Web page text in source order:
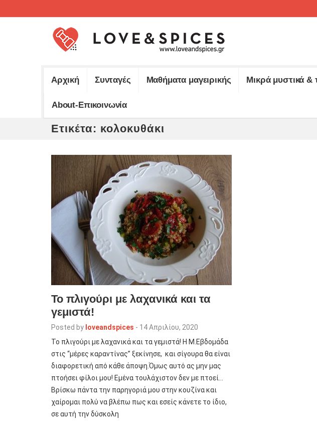
Αρχική Συνταγές Μαθήματα μαγειρικής Μικρά μυστικά &
About-Επικοινωνία
Ετικέτα: κολοκυθάκι
Το πλιγούρι με λαχανικά και τα
γεμιστά!
Posted by loveandspices - 14 Απριλίου, 2020
Το πλιγούρι με λαχανικά και τα γεμιστά! Η Μ.Εβδομάδα
στις “μέρες καραντίνας” ξεκίνησε, και σίγουρα θα είναι
διαφορετική από κάθε άποψη.Όμως αυτό ας μην μας
πτοήσει φίλοι μου! Εμένα τουλάχιστον δεν με πτοεί…
Βρίσκω πάντα την παρηγοριά μου στην κουζίνα και
χαίρομαι πολύ να βλέπω πως και εσείς κάνετε το ίδιο,
σε αυτή την δύσκολη